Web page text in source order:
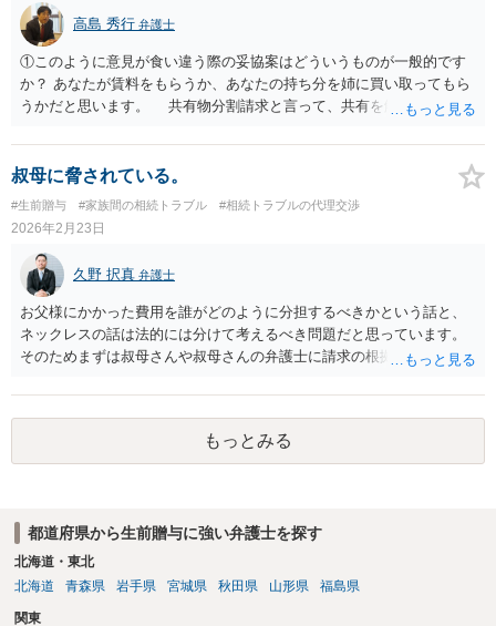
高島 秀行 弁護士
①このように意見が食い違う際の妥協案はどういうものが一般的です
か？ あなたが賃料をもらうか、あなたの持ち分を姉に買い取ってもら
うかだと思います。 共有物分割請求と言って、共有を解消する場合
とができます。 ただし、共有で贈与を受けるときに、相手が使用す
ることを認めると そのような共有物分割請求ができるのかが問題と
なってしまいます。 ②仮に姉がこの家で事業を始めた場合、私に一定
の賃貸料を払うのが一般的でしょうか？ 姉だけ使用することを認
めるのであれば賃料をもらったらよいと思います。 ③家や土地を共有
名義にするとトラブルが多いと聞きますが、家を兄弟姉妹で相続・贈
与を受ける場合みなさんどうしているのでしょうか。 共有で贈与
を受けるということは少なく、相続で共有となった場合は遺産分割の
際に なるべく共有にしないで、代償金をもらうか、売って代金を分
ける方法にする。 やむなく共有になってしまった場合は共有物分割
請求で共有状態を解消するのが一般的です。 最初から、共有で相
手が使用することを前提に贈与を受けると 共有物分割請求ができる
かどうか微妙になってしまうので、賃料をもらうくらいしか 解決方
法が亡くなってしまう可能性があります。 弁護士に面談で詳しい
事情を話して相談された方がよいと思います。
叔母に脅されている。
#生前贈与 #家族間の相続トラブル #相続トラブルの代理交渉
2026年2月23日
久野 択真 弁護士
お父様にかかった費用を誰がどのように分担するべきかという話と、
ネックレスの話は法的には分けて考えるべき問題だと思っています。
そのためまずは叔母さんや叔母さんの弁護士に請求の根拠を尋ねてみ
には、ご相談者様の方でも弁護士に具体的に相談してみるのも良いと
思います。 以上ご参考までに。
もっとみる
都道府県から生前贈与に強い弁護士を探す
北海道・東北
北海道
青森県 岩手県 宮城県 秋田県 山形県 福島県
関東